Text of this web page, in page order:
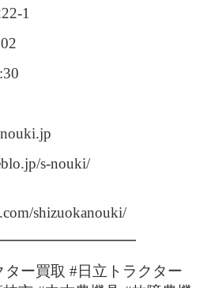
1
s-nouki/
shizuokanouki/
ー買取 #日立トラクター